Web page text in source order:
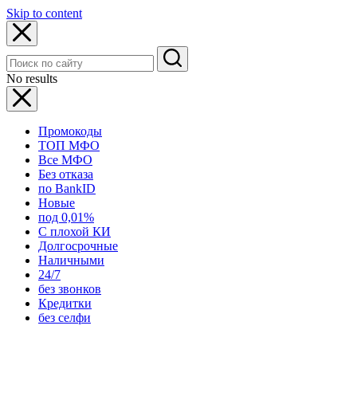
Skip to content
No results
Промокоды
ТОП МФО
Все МФО
Без отказа
по BankID
Новые
под 0,01%
С плохой КИ
Долгосрочные
Наличными
24/7
без звонков
Кредитки
без селфи